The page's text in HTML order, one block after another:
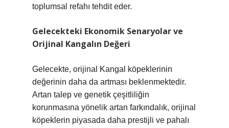
toplumsal refahı tehdit eder.
Gelecekteki Ekonomik Senaryolar ve
Orijinal Kangalın Değeri
Gelecekte, orijinal Kangal köpeklerinin
değerinin daha da artması beklenmektedir.
Artan talep ve genetik çeşitliliğin
korunmasına yönelik artan farkındalık, orijinal
köpeklerin piyasada daha prestijli ve pahalı